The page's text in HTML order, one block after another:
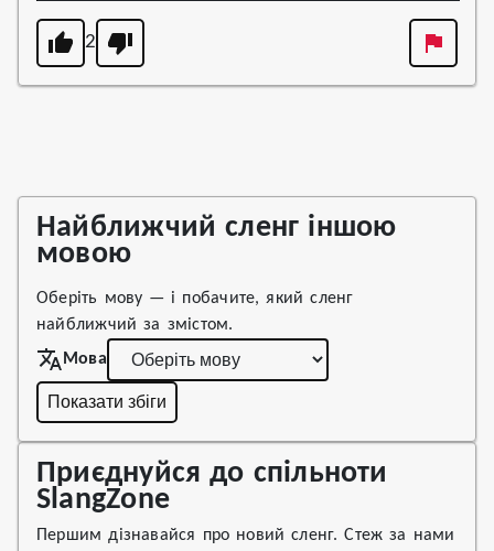
2
Найближчий сленг іншою
мовою
Оберіть мову — і побачите, який сленг
найближчий за змістом.
Мова
Показати збіги
Приєднуйся до спільноти
SlangZone
Першим дізнавайся про новий сленг. Стеж за нами